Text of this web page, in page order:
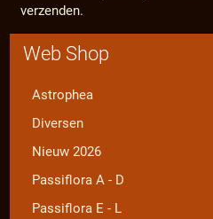
verzenden.
Web Shop
Astrophea
Diversen
Nieuw 2026
Passiflora A - D
Passiflora E - L